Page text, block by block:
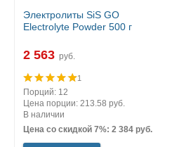
Электролиты SiS GO
Electrolyte Powder 500 г
2 563 руб.
1
Порций: 12
Цена порции: 213.58 руб.
В наличии
Цена со скидкой 7%: 2 384 руб.